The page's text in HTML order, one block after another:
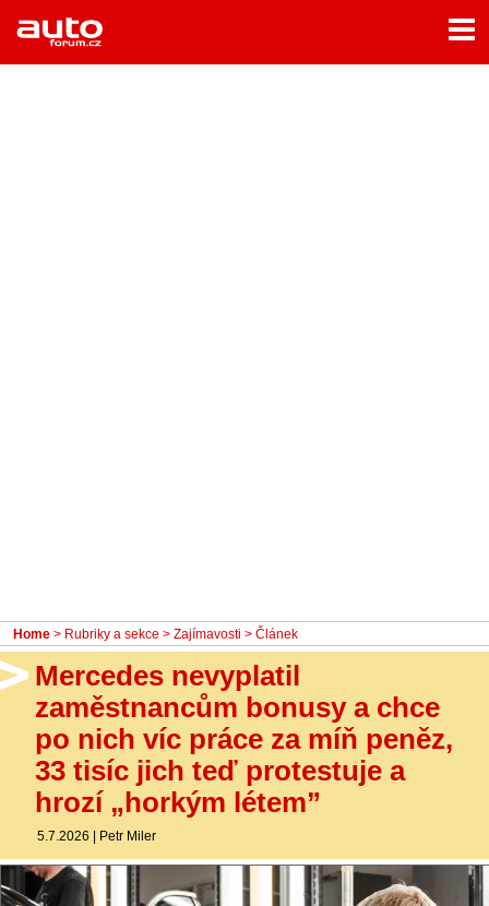
Home
Rubriky
Home > Rubriky a sekce > Zajímavosti > Článek
Mercedes nevyplatil
zaměstnancům bonusy a chce
po nich víc práce za míň peněz,
33 tisíc jich teď protestuje a
hrozí „horkým létem”
5.7.2026 | Petr Miler